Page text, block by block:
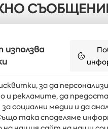
„Милион
новини и оферти
вашата пощенска кутия
използва
за да
и рекламите, да
социални медии и да
така споделяме